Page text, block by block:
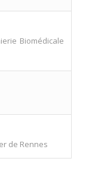
Biomédicale
de Rennes